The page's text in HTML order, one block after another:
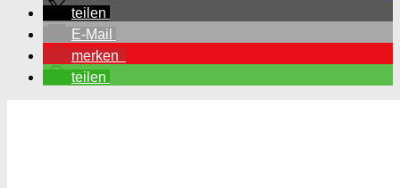
teilen
E-Mail
merken
teilen